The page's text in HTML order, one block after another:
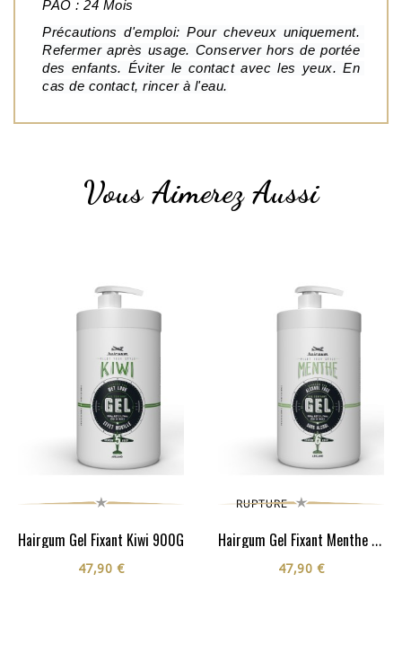
PAO : 24 Mois
Précautions d'emploi: Pour cheveux uniquement.
Refermer après usage. Conserver hors de portée
des enfants. Éviter le contact avec les yeux. En
cas de contact, rincer à l'eau.
Vous Aimerez Aussi
Hairgum Gel Fixant Kiwi 900G
47,90 €
RUPTURE
Hairgum Gel Fixant Menthe -...
47,90 €